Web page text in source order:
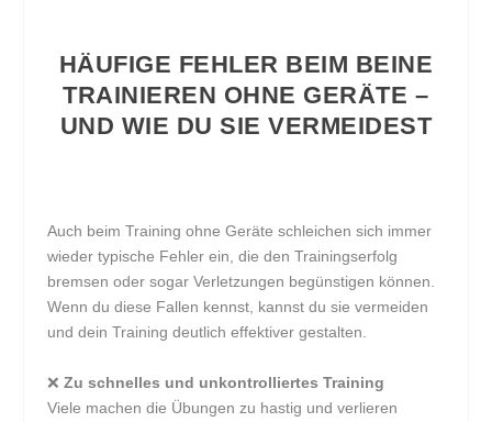
HÄUFIGE FEHLER BEIM BEINE
TRAINIEREN OHNE GERÄTE –
UND WIE DU SIE VERMEIDEST
Auch beim Training ohne Geräte schleichen sich immer
wieder typische Fehler ein, die den Trainingserfolg
bremsen oder sogar Verletzungen begünstigen können.
Wenn du diese Fallen kennst, kannst du sie vermeiden
und dein Training deutlich effektiver gestalten.
❌ Zu schnelles und unkontrolliertes Training
Viele machen die Übungen zu hastig und verlieren